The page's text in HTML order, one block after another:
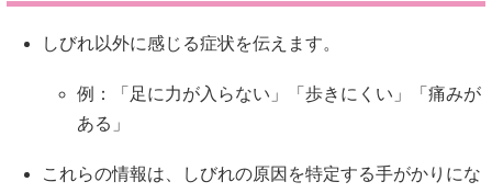
しびれ以外に感じる症状を伝えます。
例：
「足に力が入らない」「歩きにくい」「痛みが
ある」
これらの情報は、しびれの原因を特定する手がかりにな